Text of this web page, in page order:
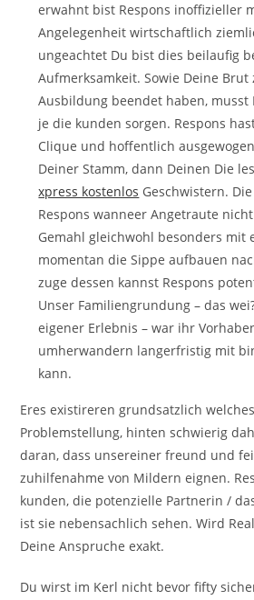
erwahnt bist Respons inoffizieller
Angelegenheit wirtschaftlich
ungeachtet Du bist dies beilaufig
Aufmerksamkeit. Sowie Deine
Ausbildung beendet haben, musst
je die kunden sorgen. Respons
Clique und hoffentlich
Deiner Stamm, dann Deinen Die
xpress kostenlos Geschwistern.
Respons wanneer Angetraute
Gemahl gleichwohl besonders mit
momentan die Sippe aufbauen
zuge dessen kannst Respons
Unser Familiengrundung – das
eigener Erlebnis – war ihr
umherwandern langerfristig mit
kann.
Eres existireren grundsatzlich
Problemstellung, hinten schwierig
daran, dass unsereiner freund und
zuhilfenahme von Mildern eignen.
kunden, die potenzielle Partnerin /
ist sie nebensachlich sehen. Wird
Deine Anspruche exakt.
Du wirst im Kerl nicht bevor fifty